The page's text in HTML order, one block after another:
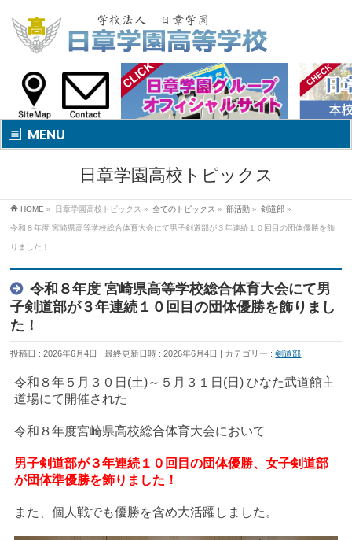
MENU
日章学園高校トピックス
HOME » 日章学園高校トピックス » 全てのトピックス » 部活動 » 剣道部 »
令和８年度 宮崎県高等学校総合体育大会にて男子剣道部が３年連続１０回目の団体優勝を飾
りました！
令和８年度 宮崎県高等学校総合体育大会にて男
子剣道部が３年連続１０回目の団体優勝を飾りまし
た！
投稿日 : 2026年6月4日 最終更新日時 : 2026年6月4日 カテゴリー :剣道部
令和８年５月３０日(土)～５月３１日(日) ひなた武道館主
道場にて開催された
令和８年度宮崎県高校総合体育大会において
男子剣道部が３年連続１０回目の団体優勝、女子剣道部
が団体準優勝を飾りました！
また、個人戦でも優勝を含め大活躍しました。